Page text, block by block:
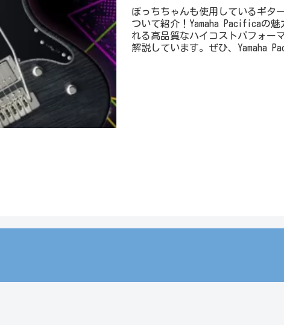
ぼっちちゃんも使用しているギター
ついて紹介！Yamaha Pacificaの
れる高品質なハイコストパフォー
解説しています。ぜひ、Yamaha